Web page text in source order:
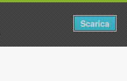
Scarica